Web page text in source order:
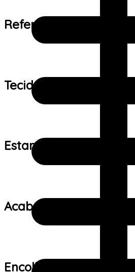
Referência de tamanho:
Tecido:
Estampa:
Acabamento:
Encolhimento: